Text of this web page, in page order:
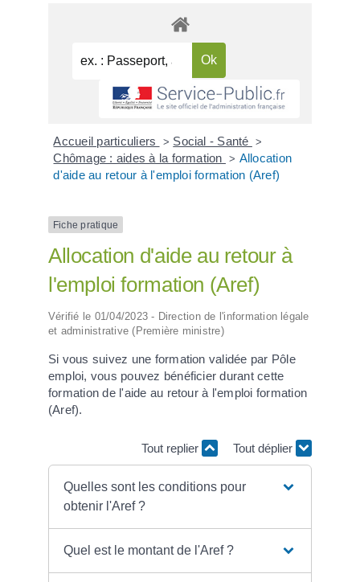
Accueil particuliers > Social - Santé >
Chômage : aides à la formation > Allocation
d'aide au retour à l'emploi formation (Aref)
Fiche pratique
Allocation d'aide au retour à
l'emploi formation (Aref)
Vérifié le 01/04/2023 - Direction de l'information légale
et administrative (Première ministre)
Si vous suivez une formation validée par Pôle
emploi, vous pouvez bénéficier durant cette
formation de l'aide au retour à l'emploi formation
(Aref).
Tout replier Tout déplier
Quelles sont les conditions pour
obtenir l'Aref ?
Quel est le montant de l'Aref ?